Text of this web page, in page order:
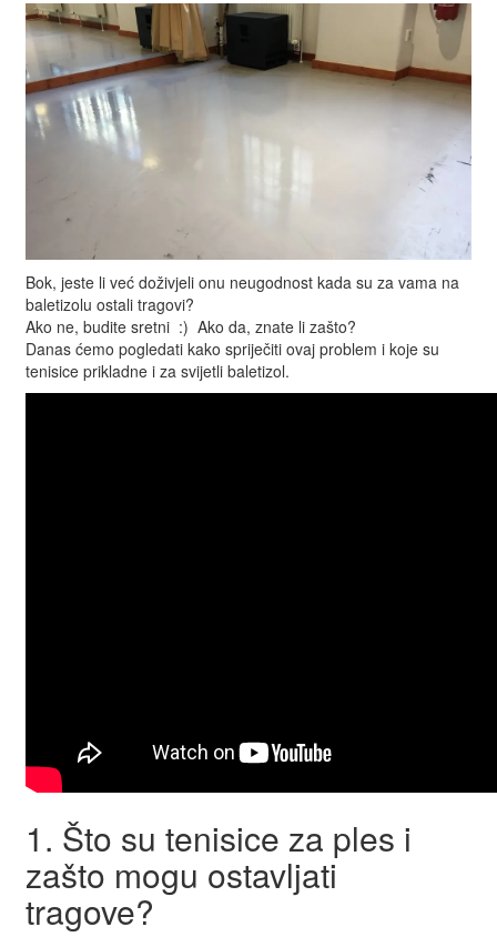
Bok, jeste li već doživjeli onu neugodnost kada su za vama na
baletizolu ostali tragovi?
Ako ne, budite sretni :) Ako da, znate li zašto?
Danas ćemo pogledati kako spriječiti ovaj problem i koje su
tenisice prikladne i za svijetli baletizol.
1. Što su tenisice za ples i
zašto mogu ostavljati
tragove?